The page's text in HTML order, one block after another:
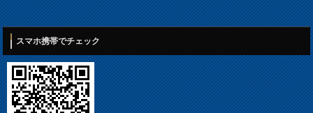
スマホ携帯でチェック